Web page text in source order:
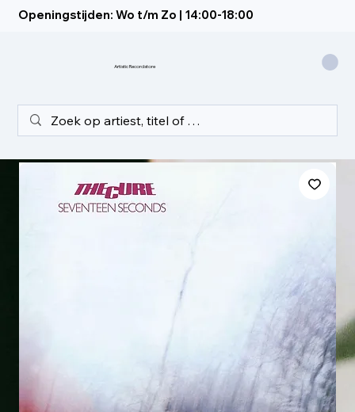
Openingstijden: Wo t/m Zo | 14:00-18:00
Artistic Recordstore